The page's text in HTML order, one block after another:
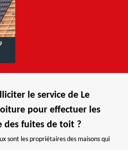
le service de Le
pour effectuer les
des fuites de toit ?
sont les propriétaires des maisons qui